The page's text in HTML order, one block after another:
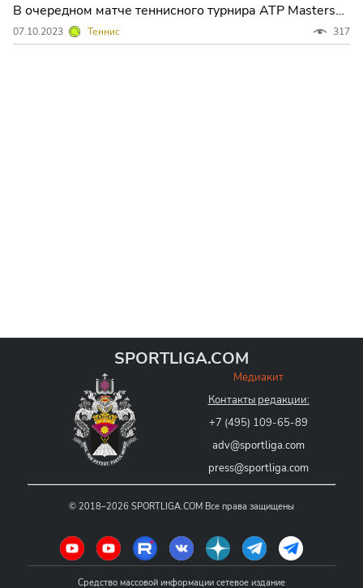
В очередном матче теннисного турнира ATP Masters
1000 в Шанхае (Китай) российский спортсмен Даниил
Медведев продолжает показывать высокую игру и
07.10.2023 Теннис 317
SPORTLIGA.COM
Медиакит
Контакты редакции:
+7 (495) 109-65-89
adv@sportliga.com
press@sportliga.com
© 2018–2026 SPORTLIGA.COM Все права защищены
Средство массовой информации сетевое издание